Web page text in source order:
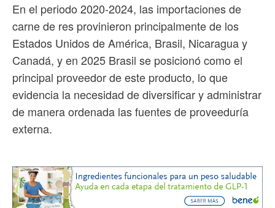
En el periodo 2020-2024, las importaciones de
carne de res provinieron principalmente de los
Estados Unidos de América, Brasil, Nicaragua y
Canadá, y en 2025 Brasil se posicionó como el
principal proveedor de este producto, lo que
evidencia la necesidad de diversificar y administrar
de manera ordenada las fuentes de proveeduría
externa.